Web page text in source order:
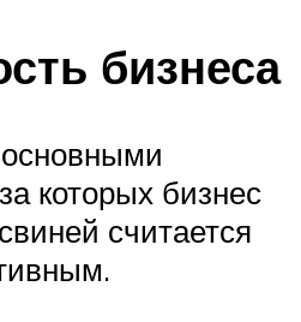
бизнеса
которых бизнес
считается